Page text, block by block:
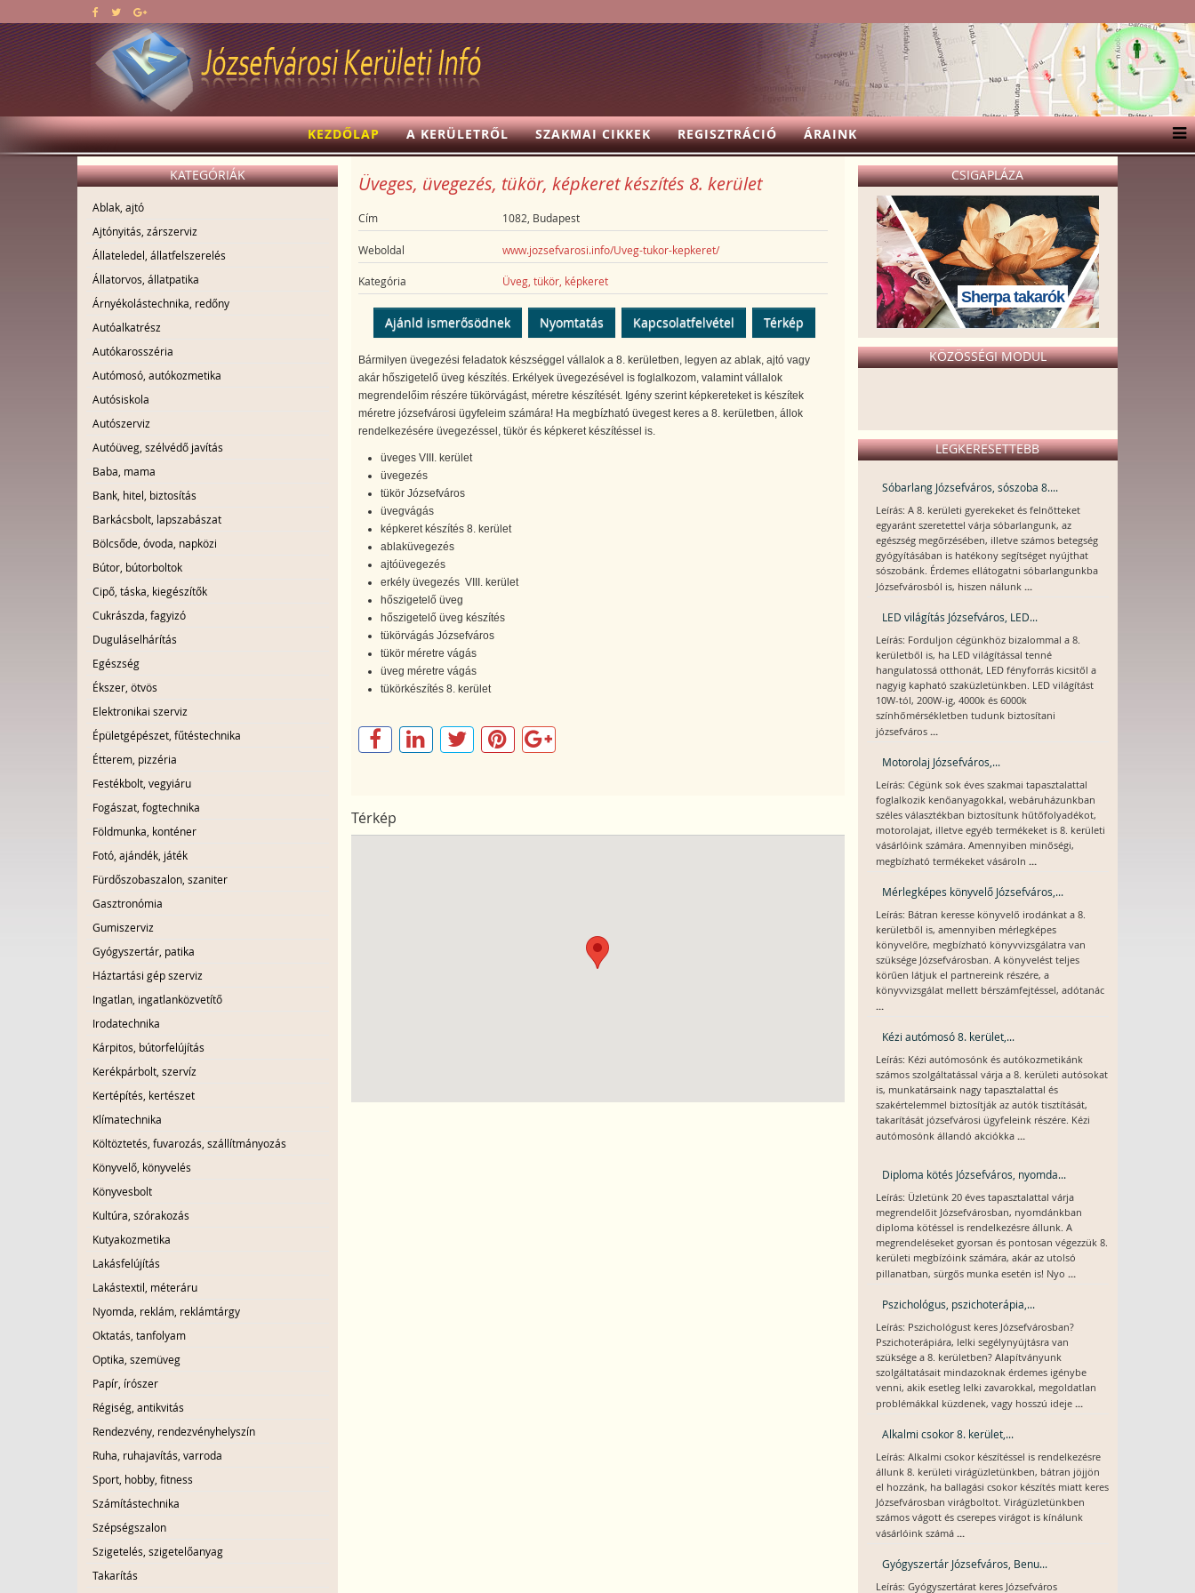
KEZDŐLAP A KERÜLETRŐL SZAKMAI CIKKEK REGISZTRÁCIÓ ÁRAINK
KATEGÓRIÁK
Ablak, ajtó
Ajtónyitás, zárszerviz
Állateledel, állatfelszerelés
Állatorvos, állatpatika
Árnyékolástechnika, redőny
Autóalkatrész
Autókarosszéria
Autómosó, autókozmetika
Autósiskola
Autószerviz
Autóüveg, szélvédő javítás
Baba, mama
Bank, hitel, biztosítás
Barkácsbolt, lapszabászat
Bölcsőde, óvoda, napközi
Bútor, bútorboltok
Cipő, táska, kiegészítők
Cukrászda, fagyizó
Duguláselhárítás
Egészség
Ékszer, ötvös
Elektronikai szerviz
Épületgépészet, fűtéstechnika
Étterem, pizzéria
Festékbolt, vegyiáru
Fogászat, fogtechnika
Földmunka, konténer
Fotó, ajándék, játék
Fürdőszobaszalon, szaniter
Gasztronómia
Gumiszerviz
Gyógyszertár, patika
Háztartási gép szerviz
Ingatlan, ingatlanközvetítő
Irodatechnika
Kárpitos, bútorfelújítás
Kerékpárbolt, szervíz
Kertépítés, kertészet
Klímatechnika
Költöztetés, fuvarozás, szállítmányozás
Könyvelő, könyvelés
Könyvesbolt
Kultúra, szórakozás
Kutyakozmetika
Lakásfelújítás
Lakástextil, méteráru
Nyomda, reklám, reklámtárgy
Oktatás, tanfolyam
Optika, szemüveg
Papír, írószer
Régiség, antikvitás
Rendezvény, rendezvényhelyszín
Ruha, ruhajavítás, varroda
Sport, hobby, fitness
Számítástechnika
Szépségszalon
Szigetelés, szigetelőanyag
Takarítás
Üveges, üvegezés, tükör, képkeret készítés 8. kerület
Cím 1082, Budapest
Weboldal www.jozsefvarosi.info/Uveg-tukor-kepkeret/
Kategória Üveg, tükör, képkeret
Ajánld ismerősödnek Nyomtatás Kapcsolatfelvétel Térkép
Bármilyen üvegezési feladatok készséggel vállalok a 8. kerületben, legyen az ablak, ajtó vagy
akár hőszigetelő üveg készítés. Erkélyek üvegezésével is foglalkozom, valamint vállalok
megrendelőim részére tükörvágást, méretre készítését. Igény szerint képkereteket is készítek
méretre józsefvárosi ügyfeleim számára! Ha megbízható üvegest keres a 8. kerületben, állok
rendelkezésére üvegezéssel, tükör és képkeret készítéssel is.
üveges VIII. kerület
üvegezés
tükör Józsefváros
üvegvágás
képkeret készítés 8. kerület
ablaküvegezés
ajtóüvegezés
erkély üvegezés VIII. kerület
hőszigetelő üveg
hőszigetelő üveg készítés
tükörvágás Józsefváros
tükör méretre vágás
üveg méretre vágás
tükörkészítés 8. kerület
Térkép
CSIGAPLÁZA
Sherpa takarók
KÖZÖSSÉGI MODUL
LEGKERESETTEBB
Sóbarlang Józsefváros, sószoba 8....
Leírás: A 8. kerületi gyerekeket és felnőtteket
egyaránt szeretettel várja sóbarlangunk, az
egészség megőrzésében, illetve számos betegség
gyógyításában is hatékony segítséget nyújthat
sószobánk. Érdemes ellátogatni sóbarlangunkba
Józsefvárosból is, hiszen nálunk ...
LED világítás Józsefváros, LED...
Leírás: Forduljon cégünkhöz bizalommal a 8.
kerületből is, ha LED világítással tenné
hangulatossá otthonát, LED fényforrás kicsitől a
nagyig kapható szaküzletünkben. LED világítást
10W-tól, 200W-ig, 4000k és 6000k
színhőmérsékletben tudunk biztosítani
józsefváros ...
Motorolaj Józsefváros,...
Leírás: Cégünk sok éves szakmai tapasztalattal
foglalkozik kenőanyagokkal, webáruházunkban
széles választékban biztosítunk hűtőfolyadékot,
motorolajat, illetve egyéb termékeket is 8. kerületi
vásárlóink számára. Amennyiben minőségi,
megbízható termékeket vásároln ...
Mérlegképes könyvelő Józsefváros,...
Leírás: Bátran keresse könyvelő irodánkat a 8.
kerületből is, amennyiben mérlegképes
könyvelőre, megbízható könyvvizsgálatra van
szüksége Józsefvárosban. A könyvelést teljes
körűen látjuk el partnereink részére, a
könyvvizsgálat mellett bérszámfejtéssel, adótanác
...
Kézi autómosó 8. kerület,...
Leírás: Kézi autómosónk és autókozmetikánk
számos szolgáltatással várja a 8. kerületi autósokat
is, munkatársaink nagy tapasztalattal és
szakértelemmel biztosítják az autók tisztítását,
takarítását józsefvárosi ügyfeleink részére. Kézi
autómosónk állandó akciókka ...
Diploma kötés Józsefváros, nyomda...
Leírás: Üzletünk 20 éves tapasztalattal várja
megrendelőit Józsefvárosban, nyomdánkban
diploma kötéssel is rendelkezésre állunk. A
megrendeléseket gyorsan és pontosan végezzük 8.
kerületi megbízóink számára, akár az utolsó
pillanatban, sürgős munka esetén is! Nyo ...
Pszichológus, pszichoterápia,...
Leírás: Pszichológust keres Józsefvárosban?
Pszichoterápiára, lelki segélynyújtásra van
szüksége a 8. kerületben? Alapítványunk
szolgáltatásait mindazoknak érdemes igénybe
venni, akik esetleg lelki zavarokkal, megoldatlan
problémákkal küzdenek, vagy hosszú ideje ...
Alkalmi csokor 8. kerület,...
Leírás: Alkalmi csokor készítéssel is rendelkezésre
állunk 8. kerületi virágüzletünkben, bátran jöjjön
el hozzánk, ha ballagási csokor készítés miatt keres
Józsefvárosban virágboltot. Virágüzletünkben
számos vágott és cserepes virágot is kínálunk
vásárlóink számá ...
Gyógyszertár Józsefváros, Benu...
Leírás: Gyógyszertárat keres Józsefváros